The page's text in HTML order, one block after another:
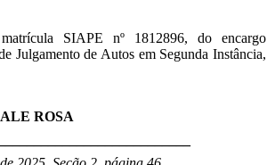
SIAPE nº 1812896, do encargo
Julgamento de Autos em Segunda Instância,
ROSA